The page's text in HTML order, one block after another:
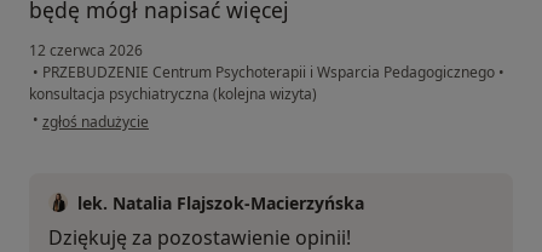
będę mógł napisać więcej
12 czerwca 2026
• PRZEBUDZENIE Centrum Psychoterapii i Wsparcia Pedagogicznego •
konsultacja psychiatryczna (kolejna wizyta)
• w opinii użytkownika Aro
zgłoś nadużycie
lek. Natalia Flajszok-Macierzyńska
Dziękuję za pozostawienie opinii!